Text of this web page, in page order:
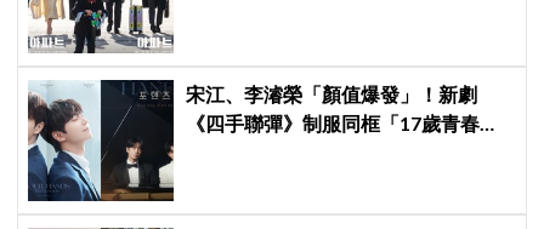
宋江、李濬榮「顏值爆發」！新劇
《四手聯彈》制服同框「17歲青春神